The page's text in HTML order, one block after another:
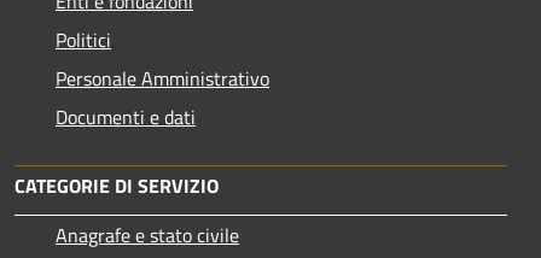
Politici
Personale Amministrativo
Documenti e dati
CATEGORIE DI SERVIZIO
Anagrafe e stato civile